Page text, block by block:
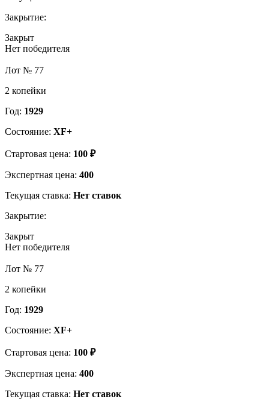
Закрытие:
Закрыт
Нет победителя
Лот № 77
2 копейки
Год: 1929
Состояние: XF+
Стартовая цена: 100 ₽
Экспертная цена: 400
Текущая ставка: Нет ставок
Закрытие:
Закрыт
Нет победителя
Лот № 77
2 копейки
Год: 1929
Состояние: XF+
Стартовая цена: 100 ₽
Экспертная цена: 400
Текущая ставка: Нет ставок